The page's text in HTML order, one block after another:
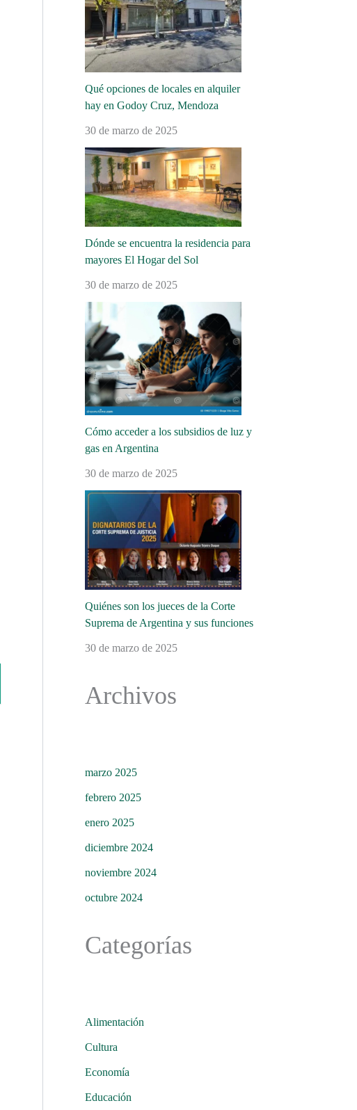
Qué opciones de locales en alquiler
hay en Godoy Cruz, Mendoza
30 de marzo de 2025
Dónde se encuentra la residencia para
mayores El Hogar del Sol
30 de marzo de 2025
Cómo acceder a los subsidios de luz y
gas en Argentina
30 de marzo de 2025
Quiénes son los jueces de la Corte
Suprema de Argentina y sus funciones
30 de marzo de 2025
Archivos
marzo 2025
febrero 2025
enero 2025
diciembre 2024
noviembre 2024
octubre 2024
Categorías
Alimentación
Cultura
Economía
Educación